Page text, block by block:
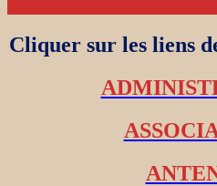
Cliquer sur les liens